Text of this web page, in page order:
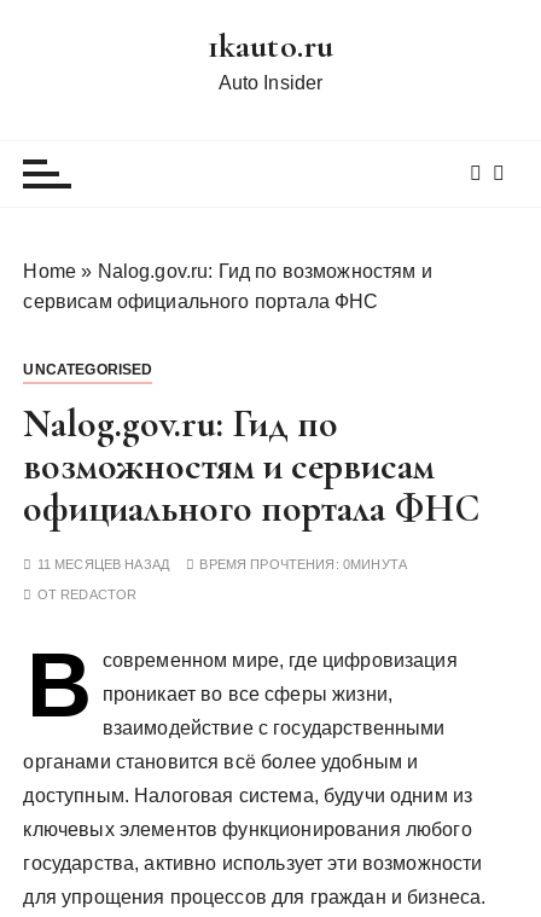
1kauto.ru
Auto Insider
Home » Nalog.gov.ru: Гид по возможностям и
сервисам официального портала ФНС
UNCATEGORISED
Nalog.gov.ru: Гид по
возможностям и сервисам
официального портала ФНС
11 МЕСЯЦЕВ НАЗАД ВРЕМЯ ПРОЧТЕНИЯ: 0МИНУТА
ОТ REDACTOR
В
современном мире, где цифровизация
проникает во все сферы жизни,
взаимодействие с государственными
органами становится всё более удобным и
доступным. Налоговая система, будучи одним из
ключевых элементов функционирования любого
государства, активно использует эти возможности
для упрощения процессов для граждан и бизнеса.